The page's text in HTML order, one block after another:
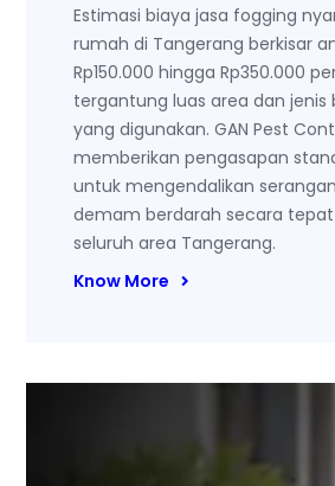
Estimasi biaya jasa fogging
rumah di Tangerang berkisar
Rp150.000 hingga Rp350.000
tergantung luas area dan jenis
yang digunakan. GAN Pest
memberikan pengasapan
untuk mengendalikan
demam berdarah secara tepat
seluruh area Tangerang.
Know More